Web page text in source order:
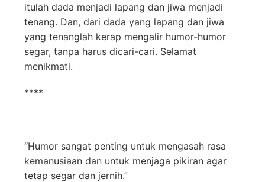
itulah dada menjadi lapang dan jiwa menjadi
tenang. Dan, dari dada yang lapang dan jiwa
yang tenanglah kerap mengalir humor-humor
segar, tanpa harus dicari-cari. Selamat
menikmati.
****
“Humor sangat penting untuk mengasah rasa
kemanusiaan dan untuk menjaga pikiran agar
tetap segar dan jernih.”